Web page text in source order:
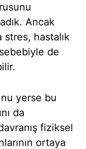
Ancak
stres, hastalık
de
yerse bu
da
fiziksel
ortaya